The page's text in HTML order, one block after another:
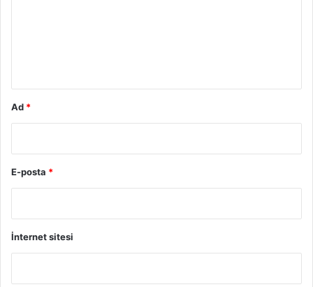
Ad *
E-posta *
İnternet sitesi